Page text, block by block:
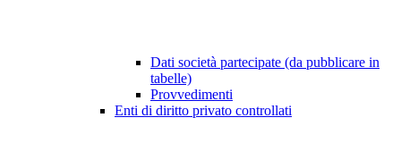
Dati società partecipate (da pubblicare in
tabelle)
Provvedimenti
Enti di diritto privato controllati